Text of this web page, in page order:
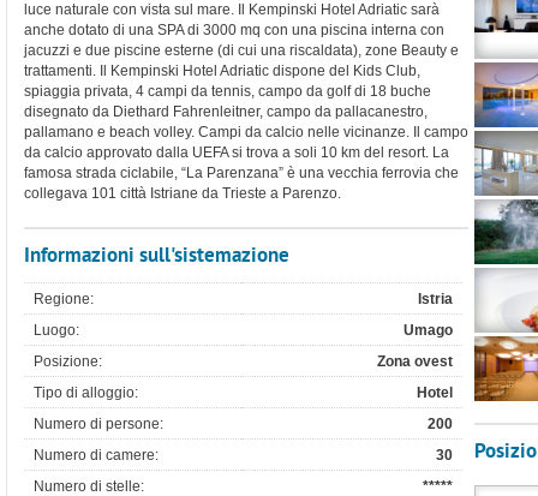
luce naturale con vista sul mare. Il Kempinski Hotel Adriatic sarà
anche dotato di una SPA di 3000 mq con una piscina interna con
jacuzzi e due piscine esterne (di cui una riscaldata), zone Beauty e
trattamenti. Il Kempinski Hotel Adriatic dispone del Kids Club,
spiaggia privata, 4 campi da tennis, campo da golf di 18 buche
disegnato da Diethard Fahrenleitner, campo da pallacanestro,
pallamano e beach volley. Campi da calcio nelle vicinanze. Il campo
da calcio approvato dalla UEFA si trova a soli 10 km del resort. La
famosa strada ciclabile, “La Parenzana” è una vecchia ferrovia che
collegava 101 città Istriane da Trieste a Parenzo.
Informazioni sull'sistemazione
Regione:
Istria
Luogo:
Umago
Posizione:
Zona ovest
Tipo di alloggio:
Hotel
Numero di persone:
200
Numero di camere:
30
Numero di stelle:
*****